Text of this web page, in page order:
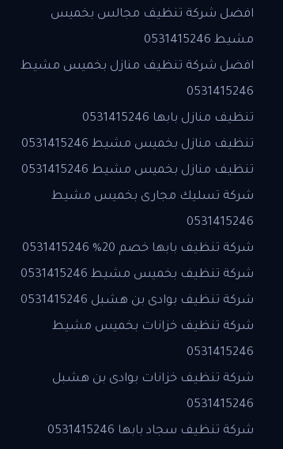
افضل شركة تنظيف مجالس بخميس
مشيط 0531415246
افضل شركة تنظيف منازل بخميس مشيط
0531415246
تنظيف منازل بابها 0531415246
تنظيف منازل بخميس مشيط 0531415246
تنظيف منازل بخميس مشيط 0531415246
شركة تسليك مجارى بخميس مشيط
0531415246
شركة تنظيف بابها خصم 20% 0531415246
شركة تنظيف بخميس مشيط 0531415246
شركة تنظيف بوادى بن هشبل 0531415246
شركة تنظيف خزانات بخميس مشيط
0531415246
شركة تنظيف خزانات بوادى بن هشبل
0531415246
شركة تنظيف سجاد بابها 0531415246